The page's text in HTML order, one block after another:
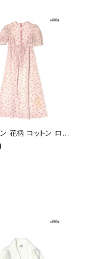
花柄 コットン ロン
ンピース ピンク (o